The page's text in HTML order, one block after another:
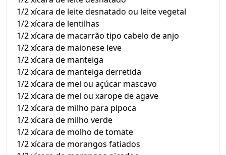
1/2 xícara de leite desnatado ou leite vegetal
1/2 xícara de lentilhas
1/2 xícara de macarrão tipo cabelo de anjo
1/2 xícara de maionese leve
1/2 xícara de manteiga
1/2 xícara de manteiga derretida
1/2 xícara de mel ou açúcar mascavo
1/2 xícara de mel ou xarope de agave
1/2 xícara de milho para pipoca
1/2 xícara de milho verde
1/2 xícara de molho de tomate
1/2 xícara de morangos fatiados